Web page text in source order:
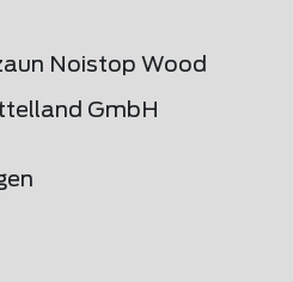
Noistop Wood
GmbH